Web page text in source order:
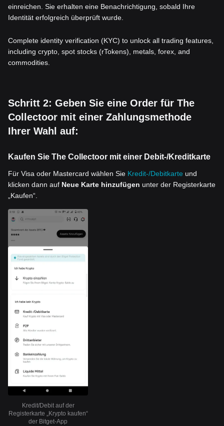
einreichen. Sie erhalten eine Benachrichtigung, sobald Ihre
Identität erfolgreich überprüft wurde.
Complete identity verification (KYC) to unlock all trading features,
including crypto, spot stocks (rTokens), metals, forex, and
commodities.
Schritt 2: Geben Sie eine Order für The
Collectoor mit einer Zahlungsmethode
Ihrer Wahl auf:
Kaufen Sie The Collectoor mit einer Debit-/Kreditkarte
Für Visa oder Mastercard wählen Sie Kredit-/Debitkarte und
klicken dann auf Neue Karte hinzufügen unter der Registerkarte
„Kaufen“.
Kredit/Debit auf der
Registerkarte „Krypto kaufen“
der Bitget-App